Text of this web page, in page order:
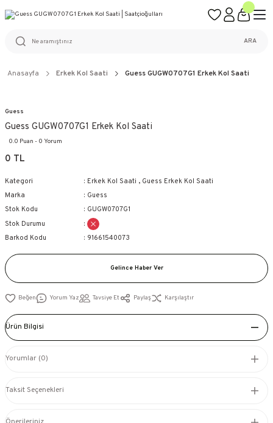
%100 ORİJİNAL ÜRÜN GARANTİSİ
ARA
Anasayfa Erkek Kol Saati Guess GUGW0707G1 Erkek Kol Saati
Guess
Guess GUGW0707G1 Erkek Kol Saati
0.0 Puan - 0 Yorum
0 TL
Kategori Erkek Kol Saati , Guess Erkek Kol Saati
Marka
Guess
Stok Kodu
GUGW0707G1
Stok Durumu
Barkod Kodu
91661540073
Gelince Haber Ver
Yorum Yaz Tavsiye Et Paylaş Karşılaştır
Ürün Bilgisi
Yorumlar (0)
Taksit Seçenekleri